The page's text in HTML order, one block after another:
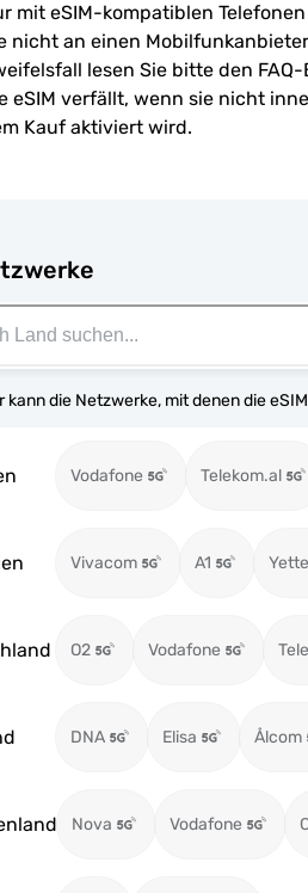
mit eSIM-kompatiblen
nicht an einen
lesen Sie bitte den FAQ-
eSIM verfällt, wenn sie nicht
Kauf aktiviert wird.
die Netzwerke, mit denen die
Vodafone Telekom.al
Vivacom A1
O2 Vodafone
DNA Elisa Ålcom
Nova Vodafone